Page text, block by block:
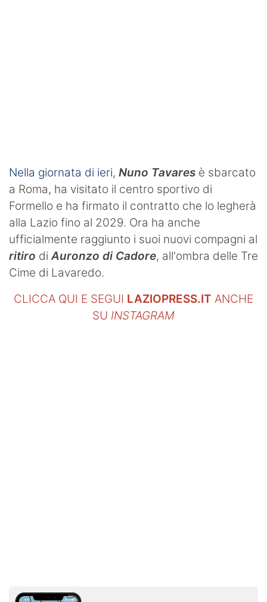
Nella giornata di ieri, Nuno Tavares è sbarcato
a Roma, ha visitato il centro sportivo di
Formello e ha firmato il contratto che lo legherà
alla Lazio fino al 2029. Ora ha anche
ufficialmente raggiunto i suoi nuovi compagni al
ritiro diAuronzo di Cadore, all'ombra delle Tre
Cime di Lavaredo.
CLICCA QUI E SEGUI LAZIOPRESS.IT ANCHE
SU INSTAGRAM